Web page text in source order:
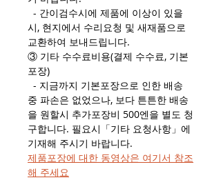
- 간이검수시에 제품에 이상이 있을
시, 현지에서 수리요청 및 새재품으로
교환하여 보내드립니다.
③ 기타 수수료비용(결제 수수료, 기본
포장)
- 지금까지 기본포장으로 인한 배송
중 파손은 없었으나, 보다 튼튼한 배송
을 원할시 추가포장비 500엔을 별도 청
구합니다. 필요시「기타 요청사항」에
기재해 주시기 바랍니다.
제품포장에 대한 동영상은 여기서 참조
해 주세요